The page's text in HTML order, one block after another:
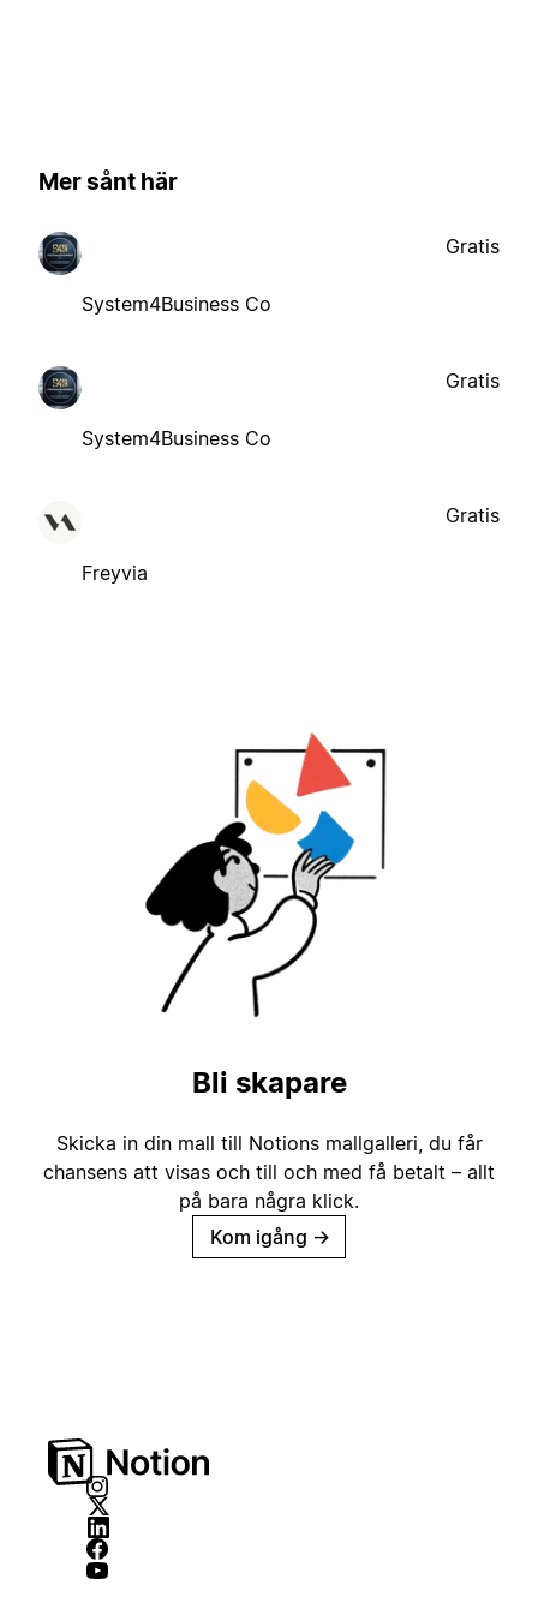
Mer sånt här
System4Business Co
Gratis
System4Business Co
Gratis
Freyvia
Gratis
Bli skapare
Skicka in din mall till Notions mallgalleri, du får
chansens att visas och till och med få betalt – allt
på bara några klick.
Kom igång →